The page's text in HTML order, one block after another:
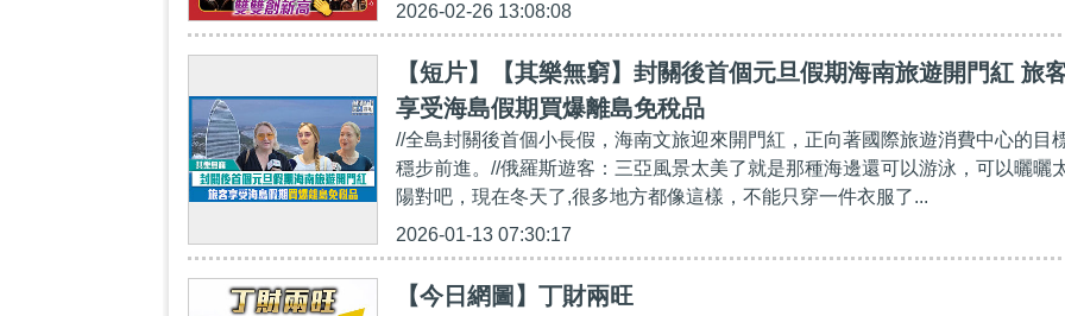
2026-02-26 13:08:08
【短片】【其樂無窮】封關後首個元旦假期海南旅遊開門紅 旅
享受海島假期買爆離島免稅品
//全島封關後首個小長假，海南文旅迎來開門紅，正向著國際旅遊消費中心的目
穩步前進。//俄羅斯遊客：三亞風景太美了就是那種海邊還可以游泳，可以曬曬
陽對吧，現在冬天了,很多地方都像這樣，不能只穿一件衣服了...
2026-01-13 07:30:17
【今日網圖】丁財兩旺